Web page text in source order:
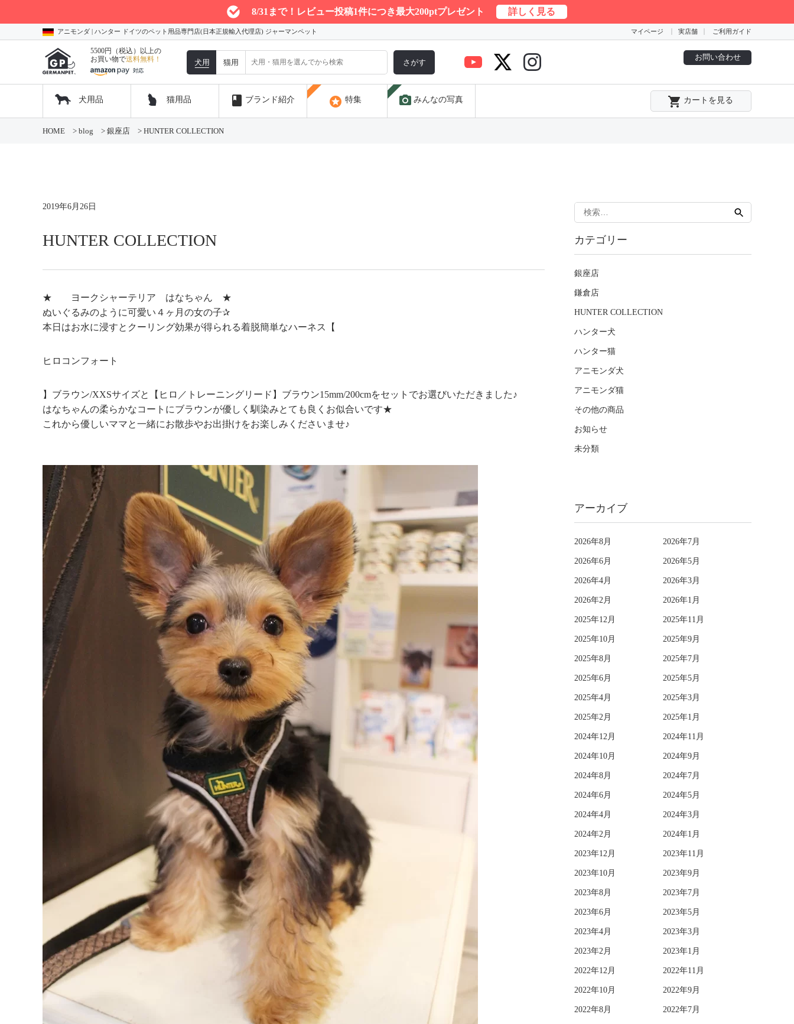
8/31まで！レビュー投稿1件につき最大200ptプレゼント 詳しく見る
アニモンダ | ハンター ドイツのペット用品専門店(日本正規輸入代理店) ジャーマンペット マイページ 実店舗 ご利用ガイド
5500円（税込）以上の
お買い物で送料無料！ 犬用 猫用 さがす
お問い合わせ
犬用品 猫用品 book ブランド紹介 stars 特集 photo_camera みんなの写真 local_grocery_store カートを見る
HOME > blog > 銀座店 > HUNTER COLLECTION
2019年6月26日
HUNTER COLLECTION
★ ヨークシャーテリア はなちゃん ★
ぬいぐるみのように可愛い４ヶ月の女の子✰
本日はお水に浸すとクーリング効果が得られる着脱簡単なハーネス【
ヒロコンフォート
】ブラウン/XXSサイズと【ヒロ／トレーニングリード】ブラウン15mm/200cmをセットでお選びいただきました♪
はなちゃんの柔らかなコートにブラウンが優しく馴染みとても良くお似合いです★
これから優しいママと一緒にお散歩やお出掛けをお楽しみくださいませ♪
検
索:
カテゴリー
銀座店
鎌倉店
HUNTER COLLECTION
ハンター犬
ハンター猫
アニモンダ犬
アニモンダ猫
その他の商品
お知らせ
未分類
アーカイブ
2026年8月 2026年7月
2026年6月 2026年5月
2026年4月 2026年3月
2026年2月 2026年1月
2025年12月 2025年11月
2025年10月 2025年9月
2025年8月 2025年7月
2025年6月 2025年5月
2025年4月 2025年3月
2025年2月 2025年1月
2024年12月 2024年11月
2024年10月 2024年9月
2024年8月 2024年7月
2024年6月 2024年5月
2024年4月 2024年3月
2024年2月 2024年1月
2023年12月 2023年11月
2023年10月 2023年9月
2023年8月 2023年7月
2023年6月 2023年5月
2023年4月 2023年3月
2023年2月 2023年1月
2022年12月 2022年11月
2022年10月 2022年9月
2022年8月 2022年7月